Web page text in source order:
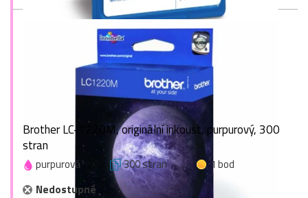
Brother LC-1220M, originální inkoust, purpurový, 300
stran
purpurová 300 stran
1 bod
Nedostupné